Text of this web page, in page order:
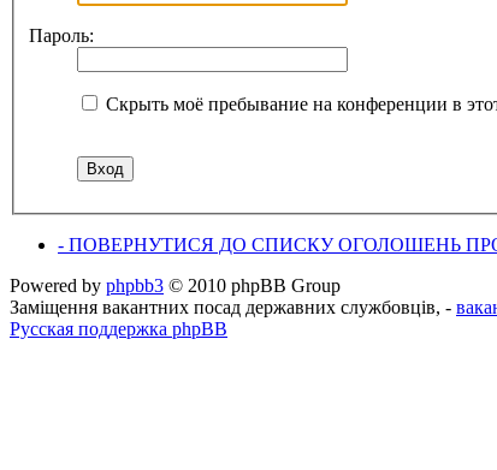
Пароль:
Скрыть моё пребывание на конференции в
- ПОВЕРНУТИСЯ ДО СПИСКУ ОГОЛОШЕНЬ ПРО
Powered by phpbb3 © 2010 phpBB Group
Заміщення вакантних посад державних службовців, -
Русская поддержка phpBB